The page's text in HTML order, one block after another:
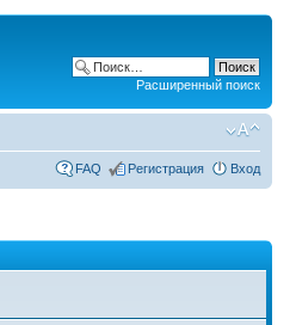
Расширенный поиск
FAQ Регистрация Вход